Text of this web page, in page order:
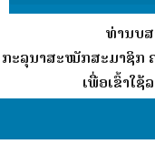
ທ່ານບໍ່ສ
ກະລຸນາສະໝັກສະມາຊິກ
ເພື່ອເຂົ້າໃ